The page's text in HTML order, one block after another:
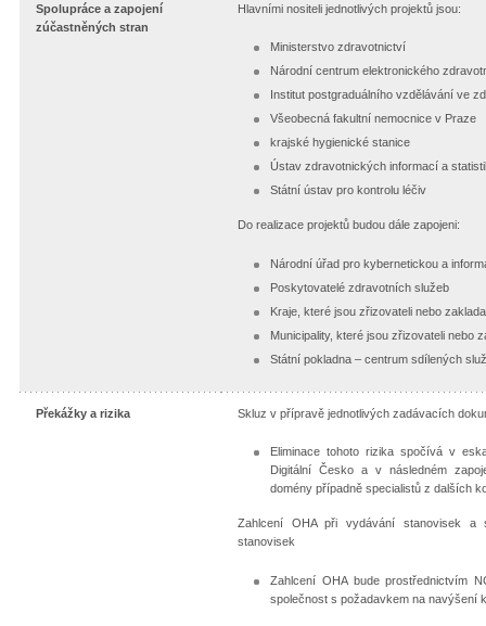
Spolupráce a zapojení
zúčastněných stran
Hlavními nositeli jednotlivých projektů jsou:
Ministerstvo zdravotnictví
Národní centrum elektronického
Institut postgraduálního vzdělávání ve
Všeobecná fakultní nemocnice v Praze
krajské hygienické stanice
Ústav zdravotnických informací a
Státní ústav pro kontrolu léčiv
Do realizace projektů budou dále zapojeni:
Národní úřad pro kybernetickou a
Poskytovatelé zdravotních služeb
Kraje, které jsou zřizovateli nebo
Municipality, které jsou zřizovateli nebo
Státní pokladna – centrum sdílených
Překážky a rizika Skluz v přípravě jednotlivých zadávacích
Eliminace tohoto rizika spočívá v
Digitální Česko a v následném
domény případně specialistů z dalších
Zahlcení OHA při vydávání stanovisek
stanovisek
Zahlcení OHA bude prostřednictvím
společnost s požadavkem na navýšení